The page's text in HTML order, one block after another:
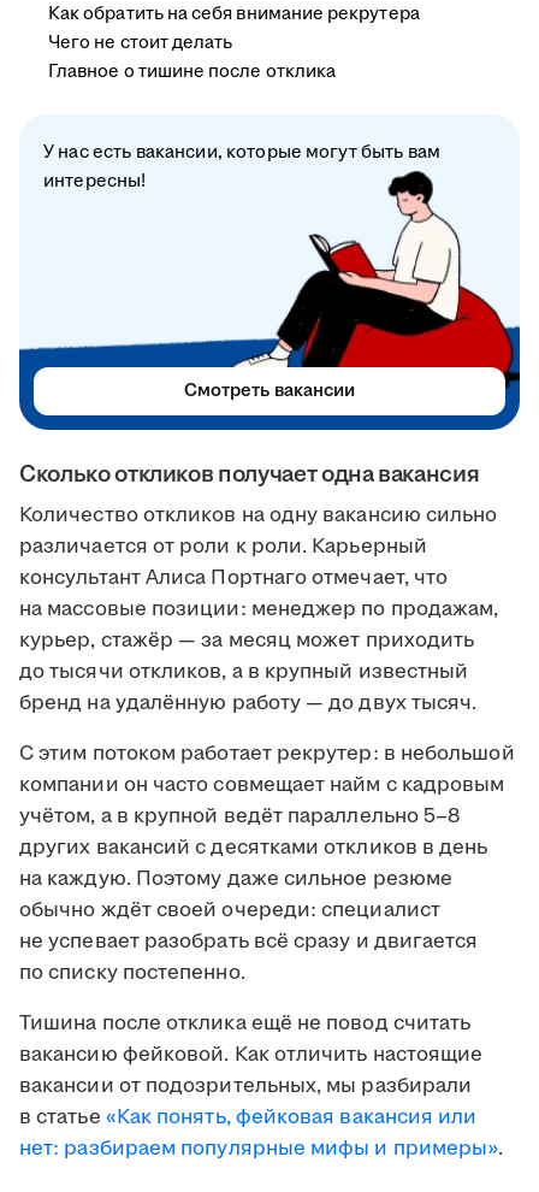
Сколько откликов получает одна вакансия
Количество откликов на одну вакансию сильно
различается от роли к роли. Карьерный
консультант Алиса Портнаго отмечает, что
на массовые позиции: менеджер по продажам,
курьер, стажёр — за месяц может приходить
до тысячи откликов, а в крупный известный
бренд на удалённую работу — до двух тысяч.
С этим потоком работает рекрутер: в небольшой
компании он часто совмещает найм с кадровым
учётом, а в крупной ведёт параллельно 5–8
других вакансий с десятками откликов в день
на каждую. Поэтому даже сильное резюме
обычно ждёт своей очереди: специалист
не успевает разобрать всё сразу и двигается
по списку постепенно.
Тишина после отклика ещё не повод считать
вакансию фейковой. Как отличить настоящие
вакансии от подозрительных, мы разбирали
в статье «Как понять, фейковая вакансия или
нет: разбираем популярные мифы и примеры».
Как обратить на себя внимание рекрутера
Чего не стоит делать
Главное о тишине после отклика
У нас есть вакансии, которые могут быть вам
интересны!
Смотреть вакансии